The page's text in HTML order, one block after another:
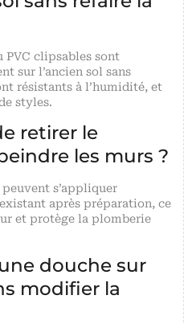
PVC clipsables sont
sur l’ancien sol sans
résistants à l’humidité, et
styles.
retirer le
les murs ?
s’appliquer
après préparation, ce
et protège la plomberie
douche sur
modifier la